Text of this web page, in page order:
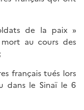
de la paix »
au cours des
français tués lors
dans le Sinaï le 6